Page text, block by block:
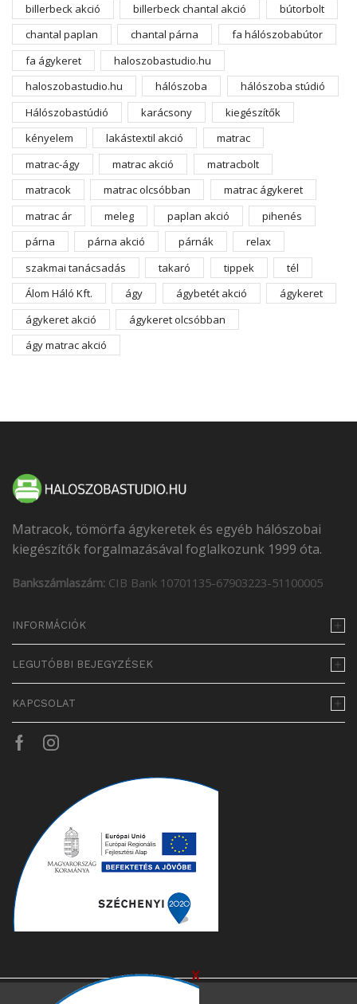
billerbeck akció
billerbeck chantal akció
bútorbolt
chantal paplan
chantal párna
fa hálószobabútor
fa ágykeret
haloszobastudio.hu
haloszobastudio.hu
hálószoba
hálószoba stúdió
Hálószobastúdió
karácsony
kiegészítők
kényelem
lakástextil akció
matrac
matrac-ágy
matrac akció
matracbolt
matracok
matrac olcsóbban
matrac ágykeret
matrac ár
meleg paplan akció
pihenés
párna
párna akció párnák
relax
szakmai tanácsadás
takaró tippek
tél
Álom Háló Kft.
ágy ágybetét akció
ágykeret
ágykeret akció
ágykeret olcsóbban
ágy matrac akció
Matracok, tömörfa ágykeretek és egyéb hálószobai
kiegészítők forgalmazásával foglalkozunk 1999 óta.
Bankszámlaszám: CIB Bank 10701135-67903223-51100005
INFORMÁCIÓK
LEGUTÓBBI BEJEGYZÉSEK
KAPCSOLAT
FacebookInstagram
x